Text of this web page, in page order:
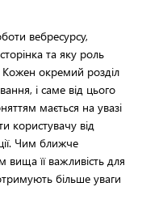
вебресурсу,
та яку роль
Кожен окремий розділ
і саме від цього
мається на увазі
користувачу від
Чим ближче
вища її важливість для
більше уваги